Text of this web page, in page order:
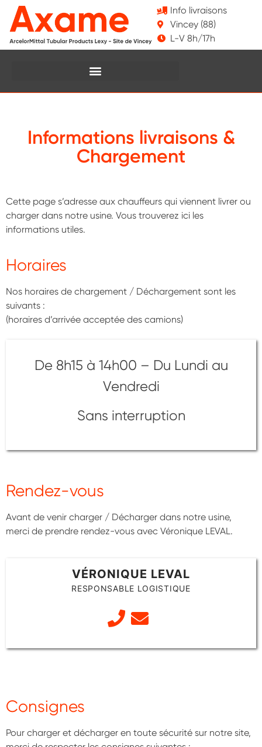
Info livraisons
Vincey (88)
L-V 8h/17h
Informations livraisons &
Chargement
Cette page s’adresse aux chauffeurs qui viennent livrer ou
charger dans notre usine. Vous trouverez ici les
informations utiles.
Horaires
Nos horaires de chargement / Déchargement sont les
suivants :
(horaires d’arrivée acceptée des camions)
De 8h15 à 14h00 – Du Lundi au
Vendredi
Sans interruption
Rendez-vous
Avant de venir charger / Décharger dans notre usine,
merci de prendre rendez-vous avec Véronique LEVAL.
VÉRONIQUE LEVAL
RESPONSABLE LOGISTIQUE
Consignes
Pour charger et décharger en toute sécurité sur notre site,